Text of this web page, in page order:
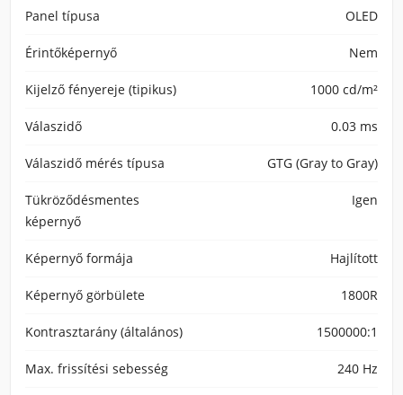
Panel típusa OLED
Érintőképernyő Nem
Kijelző fényereje (tipikus) 1000 cd/m²
Válaszidő 0.03 ms
Válaszidő mérés típusa GTG (Gray to Gray)
Tükröződésmentes
képernyő
Igen
Képernyő formája Hajlított
Képernyő görbülete 1800R
Kontrasztarány (általános) 1500000:1
Max. frissítési sebesség 240 Hz